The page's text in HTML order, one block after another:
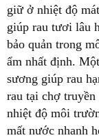
giữ ở nhiệt độ
giúp rau tươi lâu
bảo quản trong
ẩm nhất định.
sương giúp rau
rau tại chợ
nhiệt độ môi
mất nước nhanh